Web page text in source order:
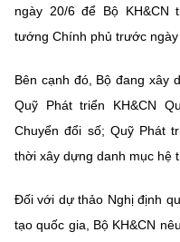
Giám đốc Trung tâm
Địa chỉ: Ban Biên tập Cổng
Điện thoại: 024 3936 9506
Email:stc@mst.gov.vn
©2026 Bản quyền thuộc Bộ
(Ghi rõ nguồn "https://
ngày 20/6 để Bộ KH&CN
tướng Chính phủ trước ngày
Bên cạnh đó, Bộ đang xây
Quỹ Phát triển KH&CN
Chuyển đổi số; Quỹ Phát
thời xây dựng danh mục hệ
Đối với dự thảo Nghị định
tạo quốc gia, Bộ KH&CN